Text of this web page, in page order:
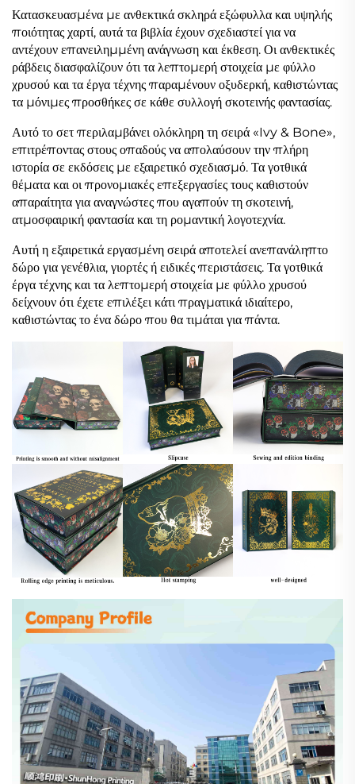
Κατασκευασμένα με ανθεκτικά σκληρά εξώφυλλα και υψηλής
ποιότητας χαρτί, αυτά τα βιβλία έχουν σχεδιαστεί για να
αντέχουν επανειλημμένη ανάγνωση και έκθεση. Οι ανθεκτικές
ράβδεις διασφαλίζουν ότι τα λεπτομερή στοιχεία με φύλλο
χρυσού και τα έργα τέχνης παραμένουν οξυδερκή, καθιστώντας
τα μόνιμες προσθήκες σε κάθε συλλογή σκοτεινής φαντασίας.
Αυτό το σετ περιλαμβάνει ολόκληρη τη σειρά «Ivy & Bone»,
επιτρέποντας στους οπαδούς να απολαύσουν την πλήρη
ιστορία σε εκδόσεις με εξαιρετικό σχεδιασμό. Τα γοτθικά
θέματα και οι προνομιακές επεξεργασίες τους καθιστούν
απαραίτητα για αναγνώστες που αγαπούν τη σκοτεινή,
ατμοσφαιρική φαντασία και τη ρομαντική λογοτεχνία.
Αυτή η εξαιρετικά εργασμένη σειρά αποτελεί ανεπανάληπτο
δώρο για γενέθλια, γιορτές ή ειδικές περιστάσεις. Τα γοτθικά
έργα τέχνης και τα λεπτομερή στοιχεία με φύλλο χρυσού
δείχνουν ότι έχετε επιλέξει κάτι πραγματικά ιδιαίτερο,
καθιστώντας το ένα δώρο που θα τιμάται για πάντα.